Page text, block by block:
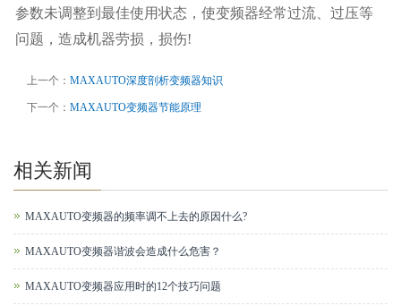
参数未调整到最佳使用状态，使变频器经常过流、过压等
问题，造成机器劳损，损伤!
上一个： MAXAUTO深度剖析变频器知识
下一个： MAXAUTO变频器节能原理
相关新闻
MAXAUTO变频器的频率调不上去的原因什么?
MAXAUTO变频器谐波会造成什么危害？
MAXAUTO变频器应用时的12个技巧问题